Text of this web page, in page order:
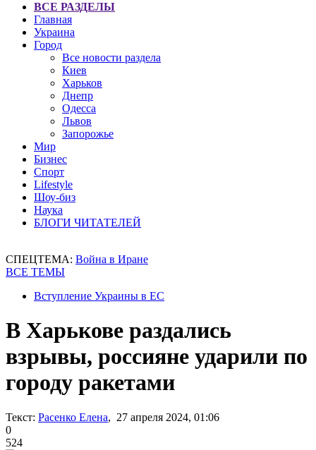
ВСЕ РАЗДЕЛЫ
Главная
Украина
Город
Все новости раздела
Киев
Харьков
Днепр
Одесса
Львов
Запорожье
Мир
Бизнес
Спорт
Lifestyle
Шоу-биз
Наука
БЛОГИ ЧИТАТЕЛЕЙ
СПЕЦТЕМА: Война в Иране
ВСЕ ТЕМЫ
Вступление Украины в ЕС
В Харькове раздались
взрывы, россияне ударили по
городу ракетами
Текст: Расенко Елена, 27 апреля 2024, 01:06
0
524